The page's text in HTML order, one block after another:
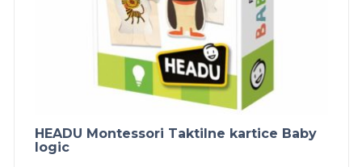
HEADU Montessori Taktilne kartice Baby
logic